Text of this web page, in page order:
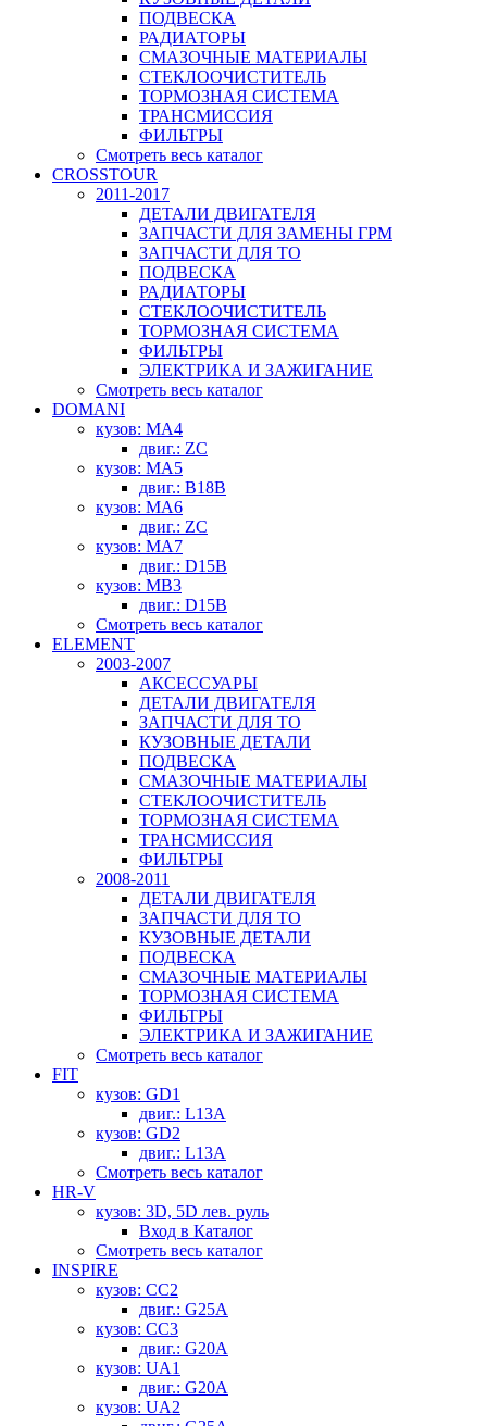
ПОДВЕСКА
РАДИАТОРЫ
СМАЗОЧНЫЕ МАТЕРИАЛЫ
СТЕКЛООЧИСТИТЕЛЬ
ТОРМОЗНАЯ СИСТЕМА
ТРАНСМИССИЯ
ФИЛЬТРЫ
Смотреть весь каталог
CROSSTOUR
2011-2017
ДЕТАЛИ ДВИГАТЕЛЯ
ЗАПЧАСТИ ДЛЯ ЗАМЕНЫ ГРМ
ЗАПЧАСТИ ДЛЯ ТО
ПОДВЕСКА
РАДИАТОРЫ
СТЕКЛООЧИСТИТЕЛЬ
ТОРМОЗНАЯ СИСТЕМА
ФИЛЬТРЫ
ЭЛЕКТРИКА И ЗАЖИГАНИЕ
Смотреть весь каталог
DOMANI
кузов: MA4
двиг.: ZC
кузов: MA5
двиг.: B18B
кузов: MA6
двиг.: ZC
кузов: MA7
двиг.: D15B
кузов: MB3
двиг.: D15B
Смотреть весь каталог
ELEMENT
2003-2007
АКСЕССУАРЫ
ДЕТАЛИ ДВИГАТЕЛЯ
ЗАПЧАСТИ ДЛЯ ТО
КУЗОВНЫЕ ДЕТАЛИ
ПОДВЕСКА
СМАЗОЧНЫЕ МАТЕРИАЛЫ
СТЕКЛООЧИСТИТЕЛЬ
ТОРМОЗНАЯ СИСТЕМА
ТРАНСМИССИЯ
ФИЛЬТРЫ
2008-2011
ДЕТАЛИ ДВИГАТЕЛЯ
ЗАПЧАСТИ ДЛЯ ТО
КУЗОВНЫЕ ДЕТАЛИ
ПОДВЕСКА
СМАЗОЧНЫЕ МАТЕРИАЛЫ
ТОРМОЗНАЯ СИСТЕМА
ФИЛЬТРЫ
ЭЛЕКТРИКА И ЗАЖИГАНИЕ
Смотреть весь каталог
FIT
кузов: GD1
двиг.: L13A
кузов: GD2
двиг.: L13A
Смотреть весь каталог
HR-V
кузов: 3D, 5D лев. руль
Вход в Каталог
Смотреть весь каталог
INSPIRE
кузов: CC2
двиг.: G25A
кузов: CC3
двиг.: G20A
кузов: UA1
двиг.: G20A
кузов: UA2